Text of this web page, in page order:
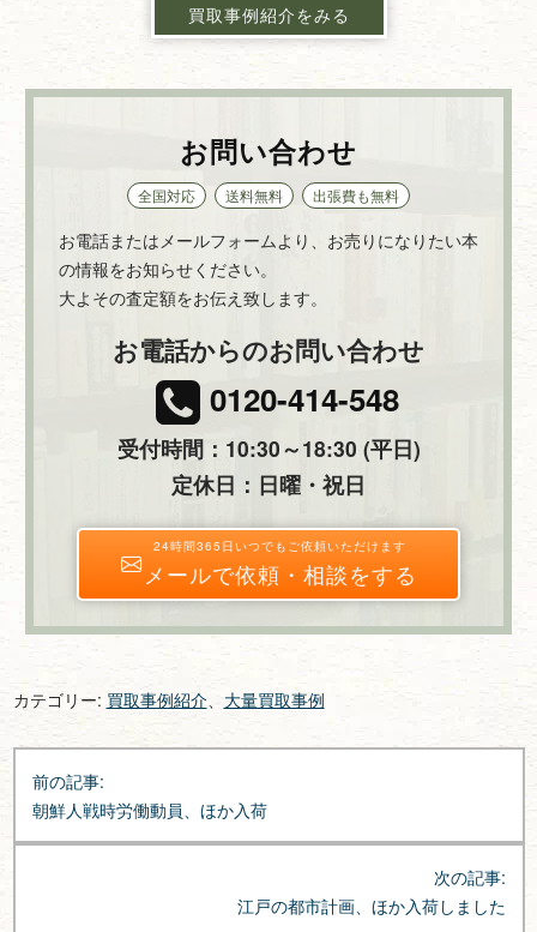
買取事例紹介をみる
お問い合わせ
全国対応 送料無料 出張費も無料
お電話またはメールフォームより、お売りになりたい本
の情報をお知らせください。
大よその査定額をお伝え致します。
お電話からのお問い合わせ
0120-414-548
受付時間：10:30～18:30 (平日)
定休日：日曜・祝日
24時間365日いつでもご依頼いただけます
メールで依頼・相談をする
カテゴリー: 買取事例紹介、 大量買取事例
投
稿
ナ
前の記事:
朝鮮人戦時労働動員、ほか入荷
次の記事:
江戸の都市計画、ほか入荷しました